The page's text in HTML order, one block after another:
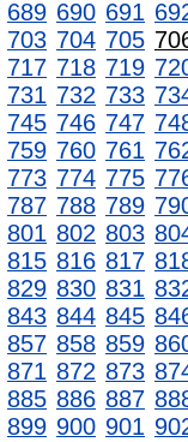
689 690 691
703 704 705
717 718 719
731 732 733
745 746 747
759 760 761
773 774 775
787 788 789
801 802 803
815 816 817
829 830 831
843 844 845
857 858 859
871 872 873
885 886 887
899 900 901